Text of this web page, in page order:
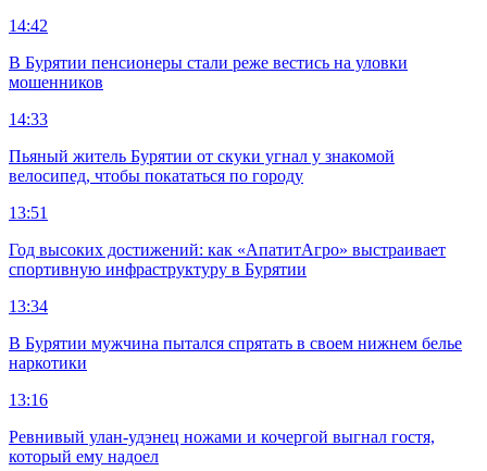
14:42
В Бурятии пенсионеры стали реже вестись на уловки
мошенников
14:33
Пьяный житель Бурятии от скуки угнал у знакомой
велосипед, чтобы покататься по городу
13:51
Год высоких достижений: как «АпатитАгро» выстраивает
спортивную инфраструктуру в Бурятии
13:34
В Бурятии мужчина пытался спрятать в своем нижнем белье
наркотики
13:16
Ревнивый улан-удэнец ножами и кочергой выгнал гостя,
который ему надоел